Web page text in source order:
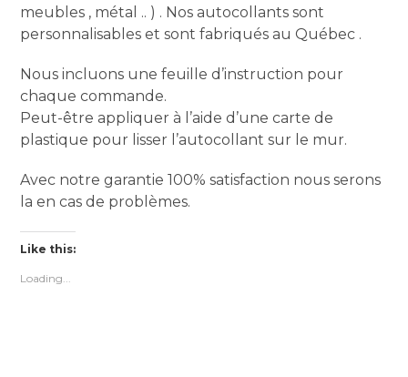
meubles , métal .. ) . Nos autocollants sont
personnalisables et sont fabriqués au Québec .
Nous incluons une feuille d’instruction pour
chaque commande.
Peut-être appliquer à l’aide d’une carte de
plastique pour lisser l’autocollant sur ​​le mur.
Avec notre garantie 100% satisfaction nous serons
la en cas de problèmes.
Like this:
Loading...